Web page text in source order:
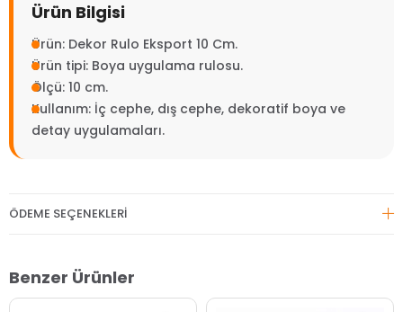
Ürün Bilgisi
Ürün: Dekor Rulo Eksport 10 Cm.
Ürün tipi: Boya uygulama rulosu.
Ölçü: 10 cm.
Kullanım: İç cephe, dış cephe, dekoratif boya ve
detay uygulamaları.
ÖDEME SEÇENEKLERI
Benzer Ürünler